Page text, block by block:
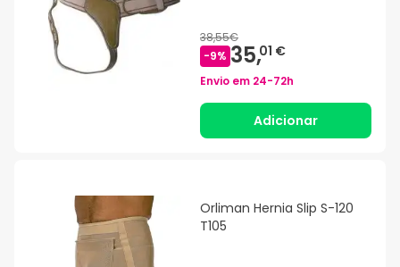
38,55€
-9% 35,01 €
Envio em 24-72h
Adicionar
Orliman Hernia Slip S-120
T105